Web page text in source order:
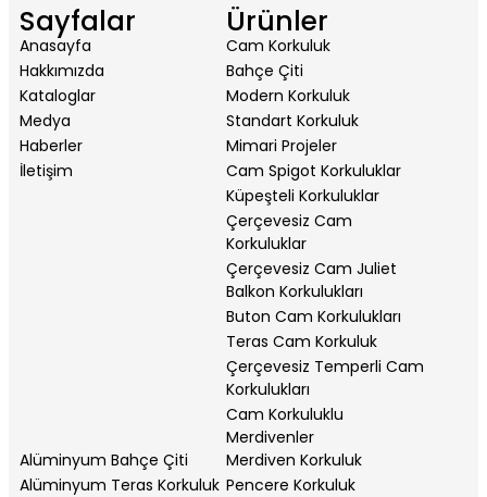
Sayfalar
Anasayfa
Hakkımızda
Kataloglar
Medya
Haberler
İletişim
Ürünler
Cam Korkuluk
Bahçe Çiti
Modern Korkuluk
Standart Korkuluk
Mimari Projeler
Cam Spigot Korkuluklar
Küpeşteli Korkuluklar
Çerçevesiz Cam
Korkuluklar
Çerçevesiz Cam Juliet
Balkon Korkulukları
Buton Cam Korkulukları
Teras Cam Korkuluk
Çerçevesiz Temperli Cam
Korkulukları
Cam Korkuluklu
Merdivenler
Alüminyum Bahçe Çiti
Alüminyum Teras Korkuluk
Merdiven Korkuluk
Pencere Korkuluk